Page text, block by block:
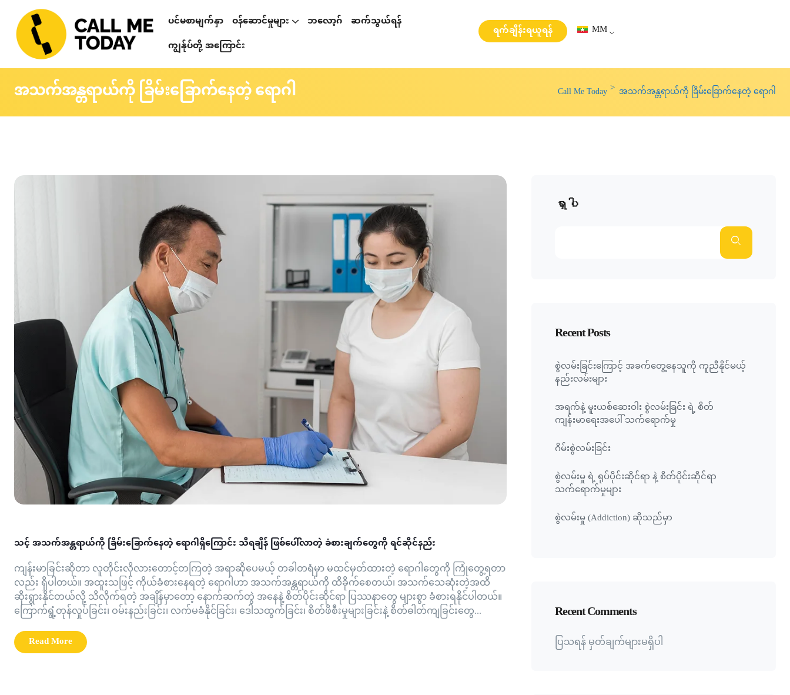
ပင်မစာမျက်နှာ ဝန်ဆောင်မှုများ ဘလော့ဂ် ဆက်သွယ်ရန်
ကျွန်ုပ်တို့ အကြောင်း
ရက်ချိန်းရယူရန် MM
အသက်အန္တရာယ်ကို ခြိမ်းခြောက်နေတဲ့ ရောဂါ Call Me Today အသက်အန္တရာယ်ကို ခြိမ်းခြောက်နေတဲ့ ရောဂါ
သင့် အသက်အန္တရာယ်ကို ခြိမ်းခြောက်နေတဲ့ ရောဂါရှိကြောင်း သိရချိန် ဖြစ်ပေါ်လာတဲ့ ခံစားချက်တွေကို ရင်ဆိုင်နည်း
ကျန်းမာခြင်းဆိုတာ လူတိုင်းလိုလားတောင့်တကြတဲ့ အရာဆိုပေမယ့် တခါတရံမှာ မထင်မှတ်ထားတဲ့ ရောဂါတွေကို ကြုံတွေ့ရတာ
လည်း ရှိပါတယ်။ အထူးသဖြင့် ကိုယ်ခံစားနေရတဲ့ ရောဂါဟာ အသက်အန္တရာယ်ကို ထိခိုက်စေတယ်၊ အသက်သေဆုံးတဲ့အထိ
ဆိုးရွားနိုင်တယ်လို့ သိလိုက်ရတဲ့ အချိန်မှာတော့ နောက်ဆက်တွဲ အနေနဲ့ စိတ်ပိုင်းဆိုင်ရာ ပြဿနာတွေ များစွာ ခံစားရနိုင်ပါတယ်။
ကြောက်ရွံ့တုန်လှုပ်ခြင်း၊ ဝမ်းနည်းခြင်း၊ လက်မခံနိုင်ခြင်း၊ ဒေါသထွက်ခြင်း၊ စိတ်ဖိစီးမှုများခြင်းနဲ့ စိတ်ဓါတ်ကျခြင်းတွေ...
Read More
ရှာပါ
Recent Posts
စွဲလမ်းခြင်းကြောင့် အခက်တွေ့နေသူကို ကူညီနိုင်မယ့်
နည်းလမ်းများ
အရက်နဲ့ မူးယစ်ဆေးဝါး စွဲလမ်းခြင်း ရဲ့ စိတ်
ကျန်းမာရေးအပေါ် သက်ရောက်မှု
ဂိမ်းစွဲလမ်းခြင်း
စွဲလမ်းမှု ရဲ့ ရုပ်ပိုင်းဆိုင်ရာ နဲ့ စိတ်ပိုင်းဆိုင်ရာ
သက်ရောက်မှုများ
စွဲလမ်းမှု (Addiction) ဆိုသည်မှာ
Recent Comments
ပြသရန် မှတ်ချက်များမရှိပါ